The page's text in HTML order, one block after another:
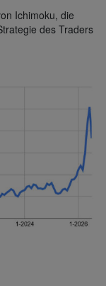
Ichimoku, die
des Traders